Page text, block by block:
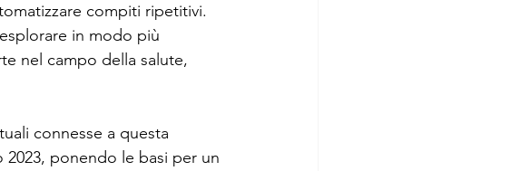
compiti ripetitivi.
in modo più
nel campo della salute,
connesse a questa
ponendo le basi per un